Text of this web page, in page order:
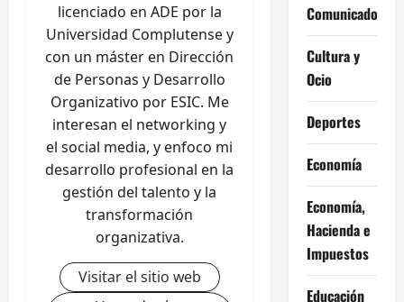
licenciado en ADE por la
Universidad Complutense y
con un máster en Dirección
de Personas y Desarrollo
Organizativo por ESIC. Me
interesan el networking y
el social media, y enfoco mi
desarrollo profesional en la
gestión del talento y la
transformación
organizativa.
Visitar el sitio web
Comunicados
Cultura y
Ocio
Deportes
Economía
Economía,
Hacienda e
Impuestos
Educación